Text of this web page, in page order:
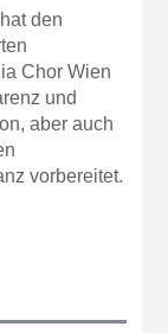
den
Chor Wien
und
aber auch
vorbereitet.